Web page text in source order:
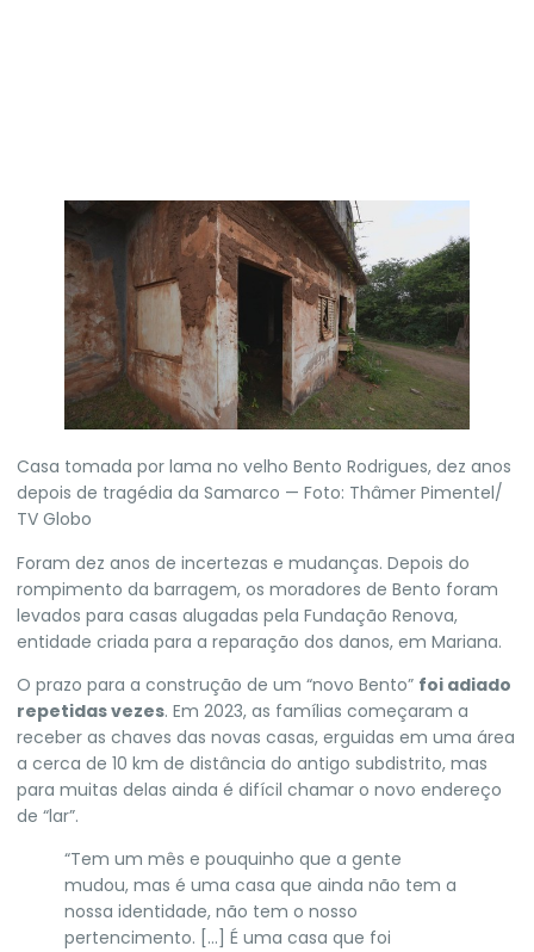
Casa tomada por lama no velho Bento Rodrigues, dez anos
depois de tragédia da Samarco — Foto: Thâmer Pimentel/
TV Globo
Foram dez anos de incertezas e mudanças. Depois do
rompimento da barragem, os moradores de Bento foram
levados para casas alugadas pela Fundação Renova,
entidade criada para a reparação dos danos, em Mariana.
O prazo para a construção de um “novo Bento” foi adiado
repetidas vezes. Em 2023, as famílias começaram a
receber as chaves das novas casas, erguidas em uma área
a cerca de 10 km de distância do antigo subdistrito, mas
para muitas delas ainda é difícil chamar o novo endereço
de “lar”.
“Tem um mês e pouquinho que a gente
mudou, mas é uma casa que ainda não tem a
nossa identidade, não tem o nosso
pertencimento. […] É uma casa que foi